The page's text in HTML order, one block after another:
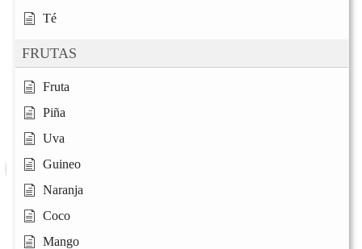
Té
FRUTAS
Fruta
Piña
Uva
Guineo
Naranja
Coco
Mango